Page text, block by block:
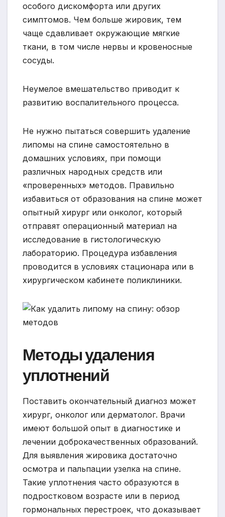
особого дискомфорта или других
симптомов. Чем больше жировик, тем
чаще сдавливает окружающие мягкие
ткани, в том числе нервы и кровеносные
сосуды.
Неумелое вмешательство приводит к
развитию воспалительного процесса.
Не нужно пытаться совершить удаление
липомы на спине самостоятельно в
домашних условиях, при помощи
различных народных средств или
«проверенных» методов. Правильно
избавиться от образования на спине может
опытный хирург или онколог, который
отправят операционный материал на
исследование в гистологическую
лабораторию. Процедура избавления
проводится в условиях стационара или в
хирургическом кабинете поликлиники.
Методы удаления
уплотнений
Поставить окончательный диагноз может
хирург, онколог или дерматолог. Врачи
имеют большой опыт в диагностике и
лечении доброкачественных образований.
Для выявления жировика достаточно
осмотра и пальпации узелка на спине.
Такие уплотнения часто образуются в
подростковом возрасте или в период
гормональных перестроек, что доказывает